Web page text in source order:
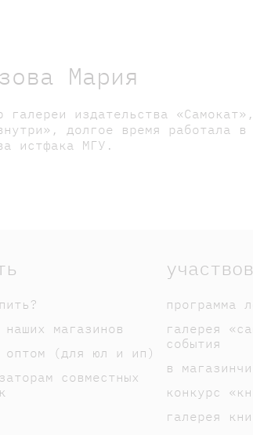
Мария
галереи издательства
долгое время работала в
истфака МГУ.
наших магазинов
оптом (для юл и ип)
совместных
программа
галерея
события
в
конкурс
галерея